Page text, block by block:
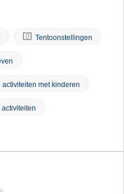
Tentoonstellingen
activiteiten met kinderen
activiteiten